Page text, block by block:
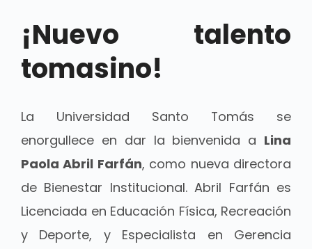
¡Nuevo talento
tomasino!
La Universidad Santo Tomás se
enorgullece en dar la bienvenida a Lina
Paola Abril Farfán, como nueva directora
de Bienestar Institucional. Abril Farfán es
Licenciada en Educación Física, Recreación
y Deporte, y Especialista en Gerencia